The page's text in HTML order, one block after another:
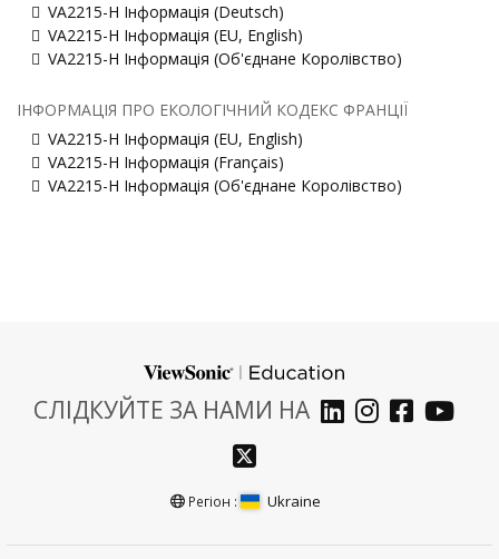
VA2215-H Інформація (Deutsch)
VA2215-H Інформація (EU, English)
VA2215-H Інформація (Об'єднане Королівство)
ІНФОРМАЦІЯ ПРО ЕКОЛОГІЧНИЙ КОДЕКС ФРАНЦІЇ
VA2215-H Інформація (EU, English)
VA2215-H Інформація (Français)
VA2215-H Інформація (Об'єднане Королівство)
СЛІДКУЙТЕ ЗА НАМИ НА
Регіон : Ukraine